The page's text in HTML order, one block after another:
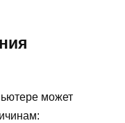
может